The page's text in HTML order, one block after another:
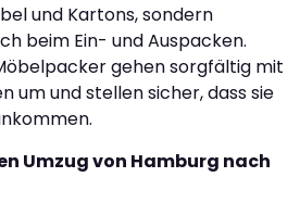
und Kartons, sondern
beim Ein- und Auspacken.
gehen sorgfältig mit
um und stellen sicher, dass sie
Umzug von Hamburg nach